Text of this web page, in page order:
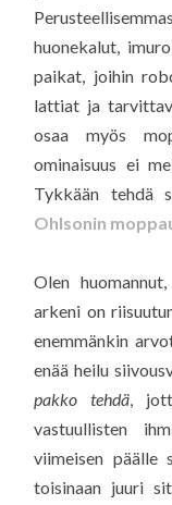
huonekalut,
paikat, joihin
lattiat ja
osaa myös
ominaisuus ei
Tykkään tehdä
Ohlsonin
Olen
arkeni on
enemmänkin
enää heilu
pakko tehdä,
vastuullisten
viimeisen päälle
toisinaan juuri